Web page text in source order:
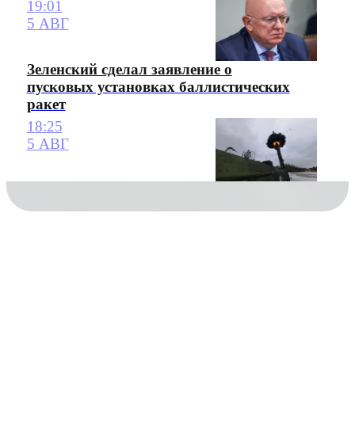
19:01
5 АВГ
Зеленский сделал заявление о
пусковых установках баллистических
ракет
18:25
5 АВГ